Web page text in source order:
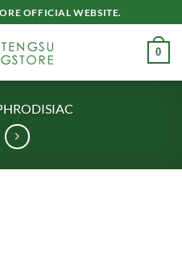
OFFICIAL WEBSITE.
0